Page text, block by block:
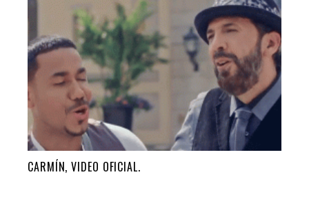
CARMÍN, VIDEO OFICIAL.